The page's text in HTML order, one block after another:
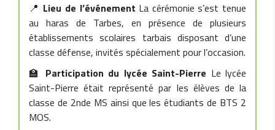
📍 Lieu de l’événement La cérémonie s’est tenue
au haras de Tarbes, en présence de plusieurs
établissements scolaires tarbais disposant d’une
classe défense, invités spécialement pour l’occasion.
🏫 Participation du lycée Saint-Pierre Le lycée
Saint-Pierre était représenté par les élèves de la
classe de 2nde MS ainsi que les étudiants de BTS 2
MOS.